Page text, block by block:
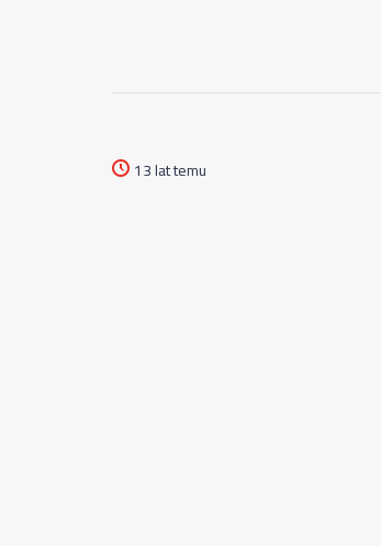
13 lat temu